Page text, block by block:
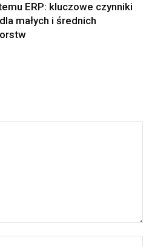
ERP: kluczowe czynniki
małych i średnich